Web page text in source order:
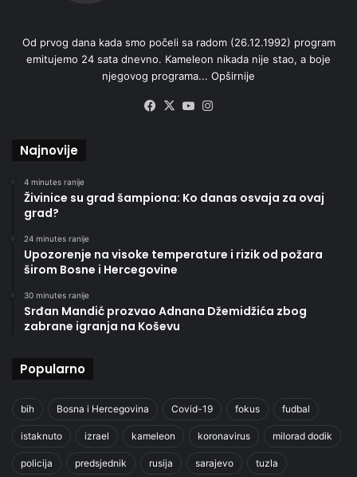
Od prvog dana kada smo počeli sa radom (26.12.1992) program
emitujemo 24 sata dnevno. Kameleon nikada nije stao, a boje
njegovog programa... Opširnije
Facebook
X YouTube
Najnovije
4 minutes ranije
Živinice su grad šampiona: Ko danas osvaja za ovaj
grad?
24 minutes ranije
Upozorenje na visoke temperature i rizik od požara
širom Bosne i Hercegovine
30 minutes ranije
Srđan Mandić prozvao Adnana Džemidžića zbog
zabrane igranja na Koševu
Popularno
bih Bosna i Hercegovina Covid-19 fokus fudbal
istaknuto izrael kameleon koronavirus milorad dodik
policija predsjednik rusija sarajevo tuzla